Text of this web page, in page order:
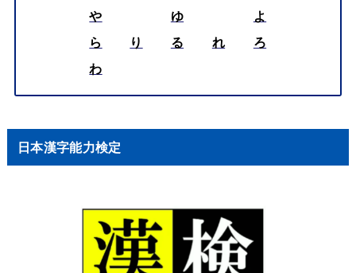
や
ゆ
よ
ら
り る れ
ろ
わ
日本漢字能力検定